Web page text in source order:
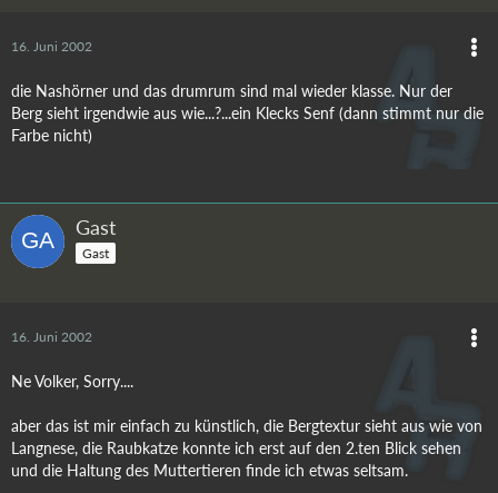
16. Juni 2002
die Nashörner und das drumrum sind mal wieder klasse. Nur der
Berg sieht irgendwie aus wie...?...ein Klecks Senf (dann stimmt nur die
Farbe nicht)
Gast
Gast
16. Juni 2002
Ne Volker, Sorry....
aber das ist mir einfach zu künstlich, die Bergtextur sieht aus wie von
Langnese, die Raubkatze konnte ich erst auf den 2.ten Blick sehen
und die Haltung des Muttertieren finde ich etwas seltsam.